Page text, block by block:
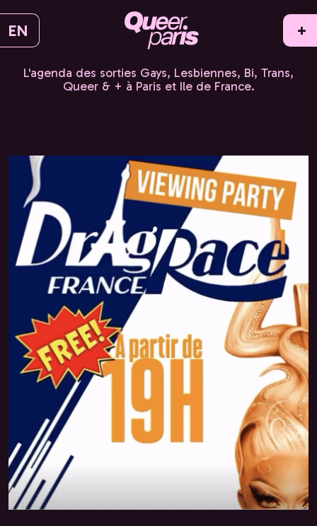
EN +
L'agenda des sorties Gays, Lesbiennes, Bi, Trans,
Queer & + à Paris et Ile de France.